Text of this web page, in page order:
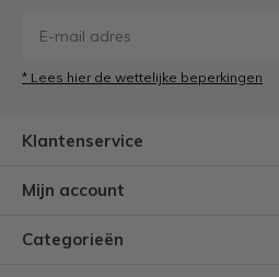
* Lees hier de wettelijke beperkingen
Klantenservice
Mijn account
Categorieën